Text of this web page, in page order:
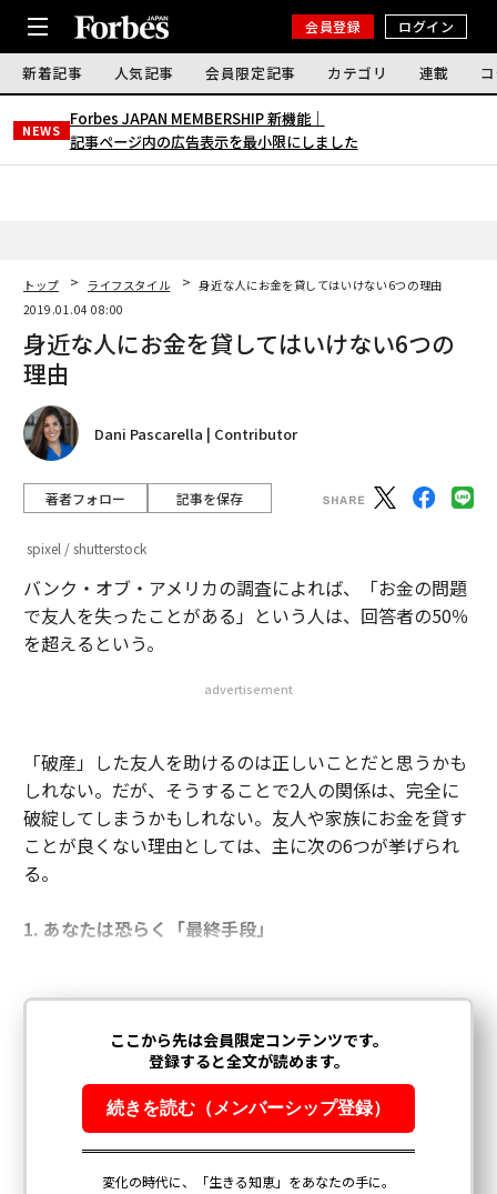
会員登録 ログイン
新着記事 人気記事 会員限定記事 カテゴリ 連載
NEWS
Forbes JAPAN MEMBERSHIP 新機能｜
記事ページ内の広告表示を最小限にしました
トップ ライフスタイル
身近な人にお金を貸してはいけない6つの理由
2019.01.04 08:00
身近な人にお金を貸してはいけない6つの
理由
Dani Pascarella | Contributor
著者フォロー 記事を保存
spixel / shutterstock
バンク・オブ・アメリカの調査によれば、「お金の問題
で友人を失ったことがある」という人は、回答者の50％
を超えるという。
advertisement
「破産」した友人を助けるのは正しいことだと思うかも
しれない。だが、そうすることで2人の関係は、完全に
破綻してしまうかもしれない。友人や家族にお金を貸す
ことが良くない理由としては、主に次の6つが挙げられ
る。
1. あなたは恐らく「最終手段」